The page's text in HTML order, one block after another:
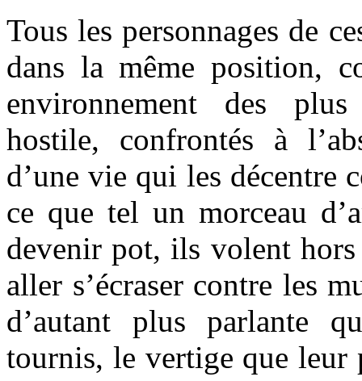
Tous les personnages de
dans la même position,
environnement des
hostile, confrontés à
d’une vie qui les décentre
ce que tel un morceau
devenir pot, ils volent
aller s’écraser contre les
d’autant plus parlante
tournis, le vertige que leur